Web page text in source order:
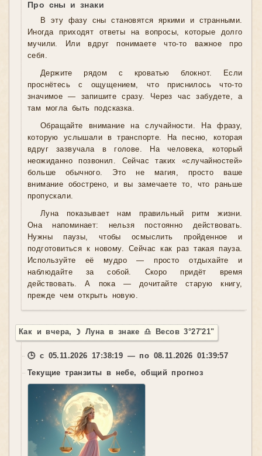
Про сны и знаки
В эту фазу сны становятся яркими и странными.
Иногда приходят ответы на вопросы, которые долго
мучили. Или вдруг понимаете что-то важное про
себя.
Держите рядом с кроватью блокнот. Если
проснётесь с ощущением, что приснилось что-то
значимое — запишите сразу. Через час забудете, а
там могла быть подсказка.
Обращайте внимание на случайности. На фразу,
которую услышали в транспорте. На песню, которая
вдруг зазвучала в голове. На человека, который
неожиданно позвонил. Сейчас таких «случайностей»
больше обычного. Это не магия, просто ваше
внимание обострено, и вы замечаете то, что раньше
пропускали.
Луна показывает нам правильный ритм жизни.
Она напоминает: нельзя постоянно действовать.
Нужны паузы, чтобы осмыслить пройденное и
подготовиться к новому. Сейчас как раз такая пауза.
Используйте её мудро — просто отдыхайте и
наблюдайте за собой. Скоро придёт время
действовать. А пока — дочитайте старую книгу,
прежде чем открыть новую.
Как и вчера, ☽ Луна в знаке ♎ Весов 3°27'21"
🕒 с 05.11.2026 17:38:19 — по 08.11.2026 01:39:57
Текущие транзиты в небе, общий прогноз